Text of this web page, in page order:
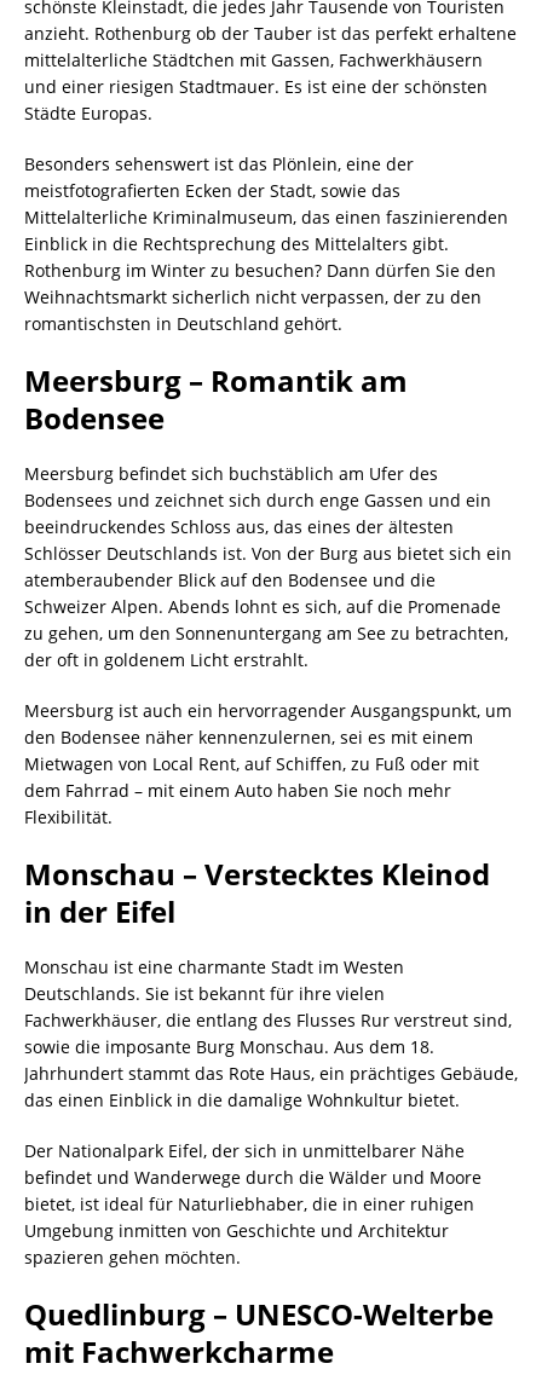
schönste Kleinstadt, die jedes Jahr Tausende von Touristen
anzieht. Rothenburg ob der Tauber ist das perfekt erhaltene
mittelalterliche Städtchen mit Gassen, Fachwerkhäusern
und einer riesigen Stadtmauer. Es ist eine der schönsten
Städte Europas.
Besonders sehenswert ist das Plönlein, eine der
meistfotografierten Ecken der Stadt, sowie das
Mittelalterliche Kriminalmuseum, das einen faszinierenden
Einblick in die Rechtsprechung des Mittelalters gibt.
Rothenburg im Winter zu besuchen? Dann dürfen Sie den
Weihnachtsmarkt sicherlich nicht verpassen, der zu den
romantischsten in Deutschland gehört.
Meersburg – Romantik am
Bodensee
Meersburg befindet sich buchstäblich am Ufer des
Bodensees und zeichnet sich durch enge Gassen und ein
beeindruckendes Schloss aus, das eines der ältesten
Schlösser Deutschlands ist. Von der Burg aus bietet sich ein
atemberaubender Blick auf den Bodensee und die
Schweizer Alpen. Abends lohnt es sich, auf die Promenade
zu gehen, um den Sonnenuntergang am See zu betrachten,
der oft in goldenem Licht erstrahlt.
Meersburg ist auch ein hervorragender Ausgangspunkt, um
den Bodensee näher kennenzulernen, sei es mit einem
Mietwagen von Local Rent, auf Schiffen, zu Fuß oder mit
dem Fahrrad – mit einem Auto haben Sie noch mehr
Flexibilität.
Monschau – Verstecktes Kleinod
in der Eifel
Monschau ist eine charmante Stadt im Westen
Deutschlands. Sie ist bekannt für ihre vielen
Fachwerkhäuser, die entlang des Flusses Rur verstreut sind,
sowie die imposante Burg Monschau. Aus dem 18.
Jahrhundert stammt das Rote Haus, ein prächtiges Gebäude,
das einen Einblick in die damalige Wohnkultur bietet.
Der Nationalpark Eifel, der sich in unmittelbarer Nähe
befindet und Wanderwege durch die Wälder und Moore
bietet, ist ideal für Naturliebhaber, die in einer ruhigen
Umgebung inmitten von Geschichte und Architektur
spazieren gehen möchten.
Quedlinburg – UNESCO-Welterbe
mit Fachwerkcharme